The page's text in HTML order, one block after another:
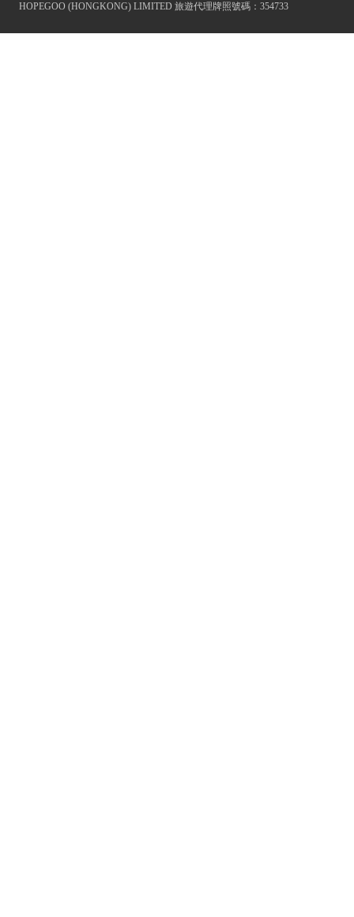
HOPEGOO (HONGKONG) LIMITED 旅遊代理牌照號碼：354733